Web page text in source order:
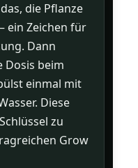
die Pflanze
ein Zeichen für
Dann
Dosis beim
einmal mit
Diese
zu
Grow